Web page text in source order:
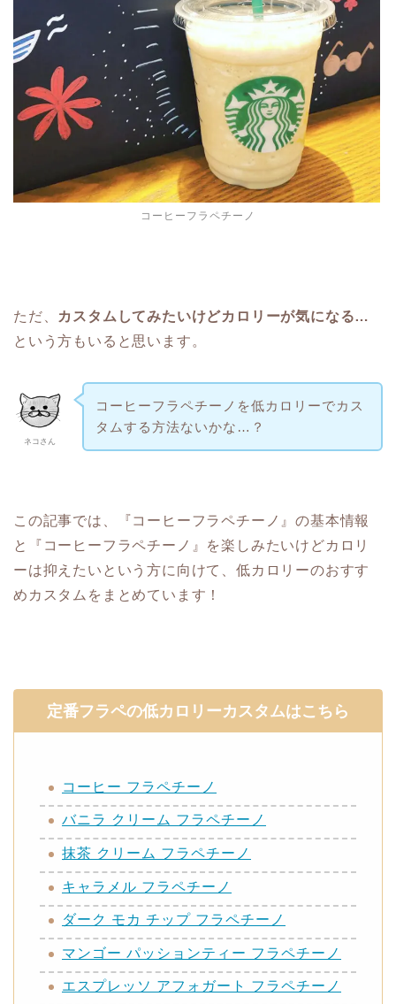
コーヒーフラペチーノ
ただ、 カスタムしてみたいけどカロリーが気になる…
という方もいると思います。
ネコさん
コーヒーフラペチーノを低カロリーでカス
タムする方法ないかな…？
この記事では、『コーヒーフラペチーノ』の基本情報
と『コーヒーフラペチーノ』を楽しみたいけどカロリ
ーは抑えたいという方に向けて、低カロリーのおすす
めカスタムをまとめています！
定番フラペの低カロリーカスタムはこちら
コーヒー フラペチーノ
バニラ クリーム フラペチーノ
抹茶 クリーム フラペチーノ
キャラメル フラペチーノ
ダーク モカ チップ フラペチーノ
マンゴー パッションティー フラペチーノ
エスプレッソ アフォガート フラペチーノ